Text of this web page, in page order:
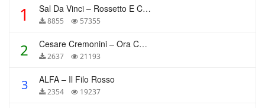
1 Sal Da Vinci – Rossetto E Caffè
8855 57355
2 Cesare Cremonini – Ora Che Non Ho Più Te
2637 21193
3 ALFA – Il Filo Rosso
2354 19237